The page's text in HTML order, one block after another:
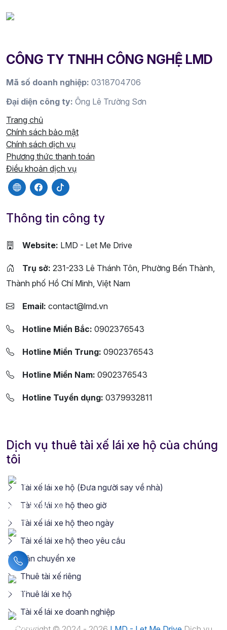
CÔNG TY TNHH CÔNG NGHỆ LMD
Mã số doanh nghiệp: 0318704706
Đại diện công ty: Ông Lê Trường Sơn
Trang chủ
Chính sách bảo mật
Chính sách dịch vụ
Phương thức thanh toán
Điều khoản dịch vụ
Thông tin công ty
Website: LMD - Let Me Drive
Trụ sở: 231-233 Lê Thánh Tôn, Phường Bến Thành,
Thành phố Hồ Chí Minh, Việt Nam
Email: contact@lmd.vn
Hotline Miền Bắc: 0902376543
Hotline Miền Trung: 0902376543
Hotline Miền Nam: 0902376543
Hotline Tuyển dụng: 0379932811
Dịch vụ thuê tài xế lái xe hộ của chúng
tôi
Tài xế lái xe hộ (Đưa người say về nhà)
Tài xế lái xe hộ theo giờ
Tài xế lái xe hộ theo ngày
Tài xế lái xe hộ theo yêu cầu
Vận chuyển xe
Thuê tài xế riêng
Thuê lái xe hộ
Tài xế lái xe doanh nghiệp
Liên hệ hotline